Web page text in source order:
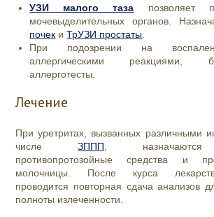
УЗИ малого таза позволяет
мочевыделительных органов.
почек иТрУЗИ простаты
При подозрении на
аллергическими реакциями,
аллерготесты.
Лечение
При уретритах, вызванных различными
числеЗППП , назначаются
противопротозойные средства и
молочницы. После курса
проводится повторная сдача анализов
полноты излеченности.